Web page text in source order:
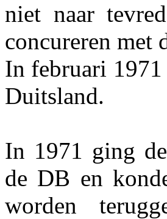
niet naar
concureren met
In februari
Duitsland.
In 1971 ging
de DB en
worden